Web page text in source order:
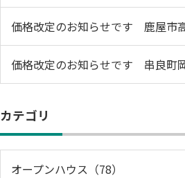
価格改定のお知らせです 鹿屋市
価格改定のお知らせです 串良町
カテゴリ
オープンハウス（78）